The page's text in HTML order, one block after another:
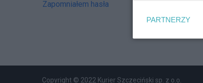
Zapomniałem hasła
Copyright © 2022 Kurier Szczeciński sp. z o.o.
PARTNERZY